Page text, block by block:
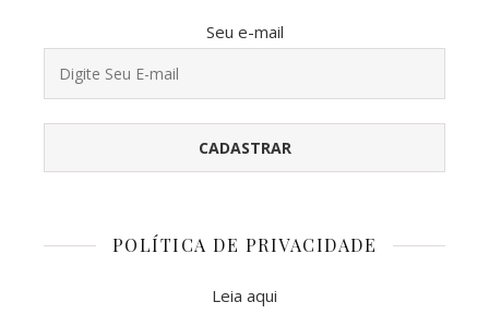
Seu e-mail
POLÍTICA DE PRIVACIDADE
Leia aqui